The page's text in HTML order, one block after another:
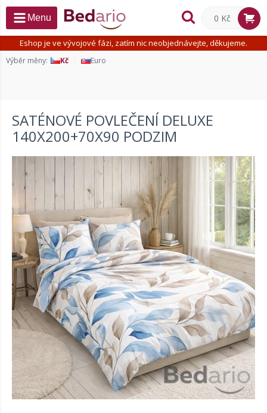
Eshop je ve vývojové fázi, zatím nic neobjednávejte, děkujeme.
Výběr měny: Kč Euro
Menu 0 Kč
SATÉNOVÉ POVLEČENÍ DELUXE
140X200+70X90 PODZIM